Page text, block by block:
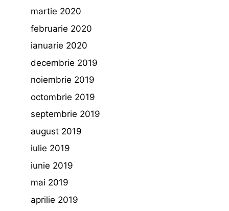
martie 2020
februarie 2020
ianuarie 2020
decembrie 2019
noiembrie 2019
octombrie 2019
septembrie 2019
august 2019
iulie 2019
iunie 2019
mai 2019
aprilie 2019